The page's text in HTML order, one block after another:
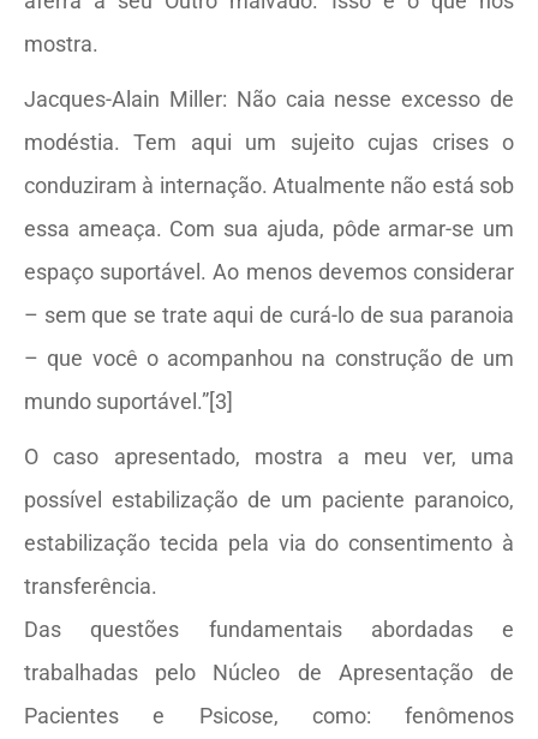
mostra.
Jacques-Alain Miller: Não caia nesse excesso de
modéstia. Tem aqui um sujeito cujas crises o
conduziram à internação. Atualmente não está sob
essa ameaça. Com sua ajuda, pôde armar-se um
espaço suportável. Ao menos devemos considerar
– sem que se trate aqui de curá-lo de sua paranoia
– que você o acompanhou na construção de um
mundo suportável.”[3]
O caso apresentado, mostra a meu ver, uma
possível estabilização de um paciente paranoico,
estabilização tecida pela via do consentimento à
transferência.
Das questões fundamentais abordadas e
trabalhadas pelo Núcleo de Apresentação de
Pacientes e Psicose, como: fenômenos